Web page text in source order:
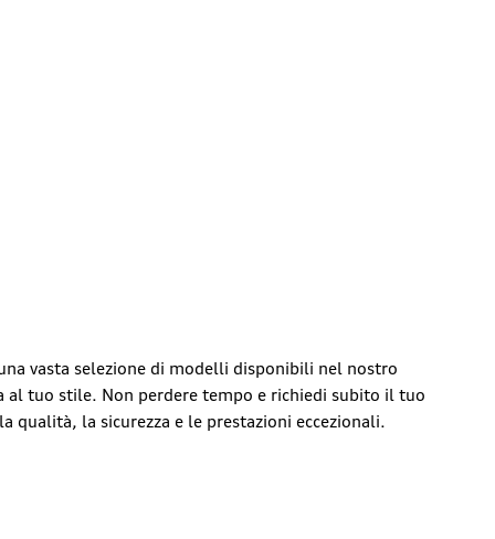
vasta selezione di modelli disponibili nel nostro
tuo stile. Non perdere tempo e richiedi subito il tuo
qualità, la sicurezza e le prestazioni eccezionali.